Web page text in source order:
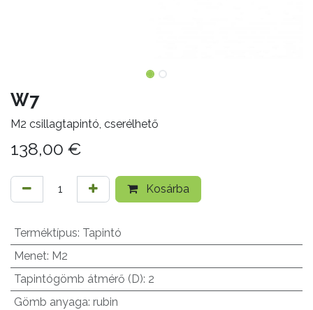
W7
M2 csillagtapintó, cserélhető
138,00 €
Kosárba
Terméktípus: Tapintó
Menet: M2
Tapintógömb átmérő (D): 2
Gömb anyaga: rubin